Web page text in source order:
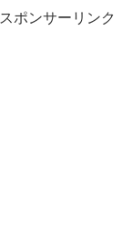
スポンサーリンク